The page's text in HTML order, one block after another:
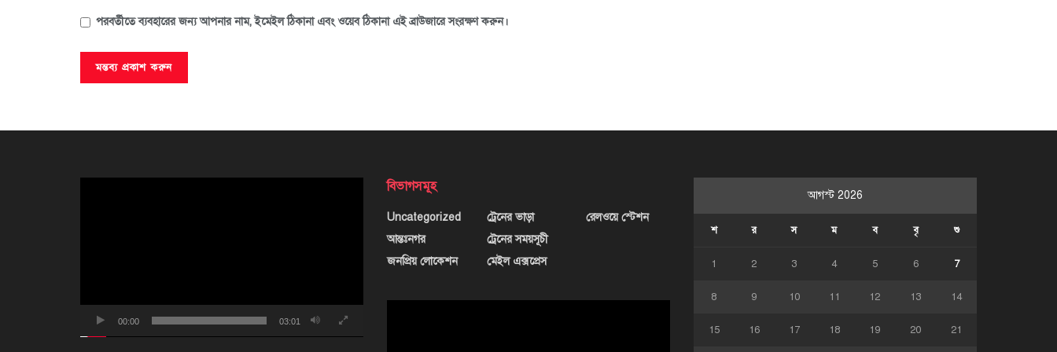
পরবর্তীতে ব্যবহারের জন্য আপনার নাম, ইমেইল ঠিকানা এবং ওয়েব ঠিকানা এই ব্রাউজারে সংরক্ষণ করুন।
00:00 03:01
বিভাগসমূহ
Uncategorized
আন্তঃনগর
জনপ্রিয় লোকেশন
ট্রেনের ভাড়া
ট্রেনের সময়সূচী
মেইল এক্সপ্রেস
রেলওয়ে স্টেশন
আগস্ট 2026
শ র স ম ব বৃ শু
1 2 3 4 5 6 7
8 9 10 11 12 13 14
15 16 17 18 19 20 21